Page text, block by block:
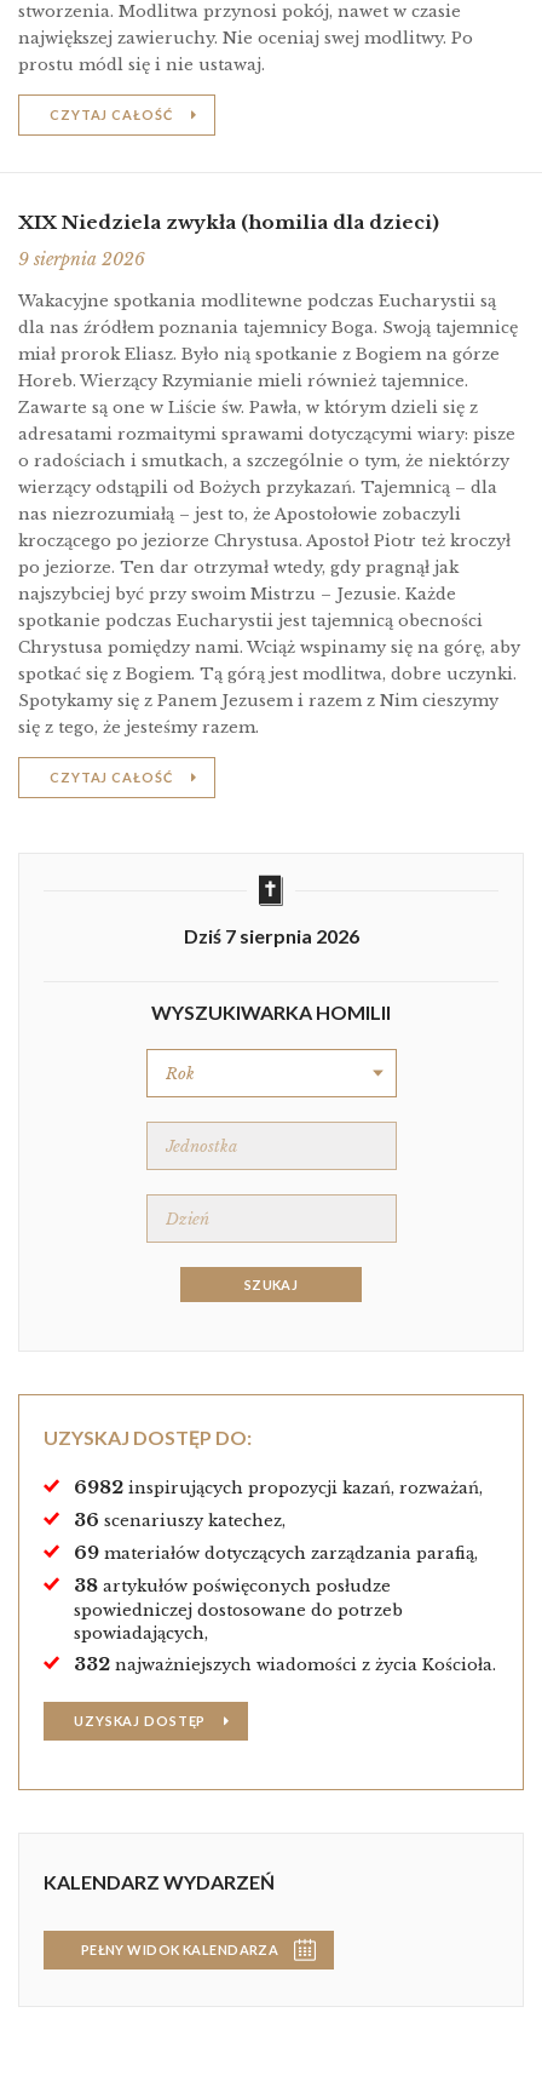
stworzenia. Modlitwa przynosi pokój, nawet w czasie
największej zawieruchy. Nie oceniaj swej modlitwy. Po
prostu módl się i nie ustawaj.
CZYTAJ CAŁOŚĆ
XIX Niedziela zwykła (homilia dla dzieci)
9 sierpnia 2026
Wakacyjne spotkania modlitewne podczas Eucharystii są
dla nas źródłem poznania tajemnicy Boga. Swoją tajemnicę
miał prorok Eliasz. Było nią spotkanie z Bogiem na górze
Horeb. Wierzący Rzymianie mieli również tajemnice.
Zawarte są one w Liście św. Pawła, w którym dzieli się z
adresatami rozmaitymi sprawami dotyczącymi wiary: pisze
o radościach i smutkach, a szczególnie o tym, że niektórzy
wierzący odstąpili od Bożych przykazań. Tajemnicą – dla
nas niezrozumiałą – jest to, że Apostołowie zobaczyli
kroczącego po jeziorze Chrystusa. Apostoł Piotr też kroczył
po jeziorze. Ten dar otrzymał wtedy, gdy pragnął jak
najszybciej być przy swoim Mistrzu – Jezusie. Każde
spotkanie podczas Eucharystii jest tajemnicą obecności
Chrystusa pomiędzy nami. Wciąż wspinamy się na górę, aby
spotkać się z Bogiem. Tą górą jest modlitwa, dobre uczynki.
Spotykamy się z Panem Jezusem i razem z Nim cieszymy
się z tego, że jesteśmy razem.
CZYTAJ CAŁOŚĆ
Dziś 7 sierpnia 2026
WYSZUKIWARKA HOMILII
UZYSKAJ DOSTĘP DO:
6982 inspirujących propozycji kazań, rozważań,
36 scenariuszy katechez,
69 materiałów dotyczących zarządzania parafią,
38 artykułów poświęconych posłudze
spowiedniczej dostosowane do potrzeb
spowiadających,
332 najważniejszych wiadomości z życia Kościoła.
UZYSKAJ DOSTĘP
KALENDARZ WYDARZEŃ
PEŁNY WIDOK KALENDARZA